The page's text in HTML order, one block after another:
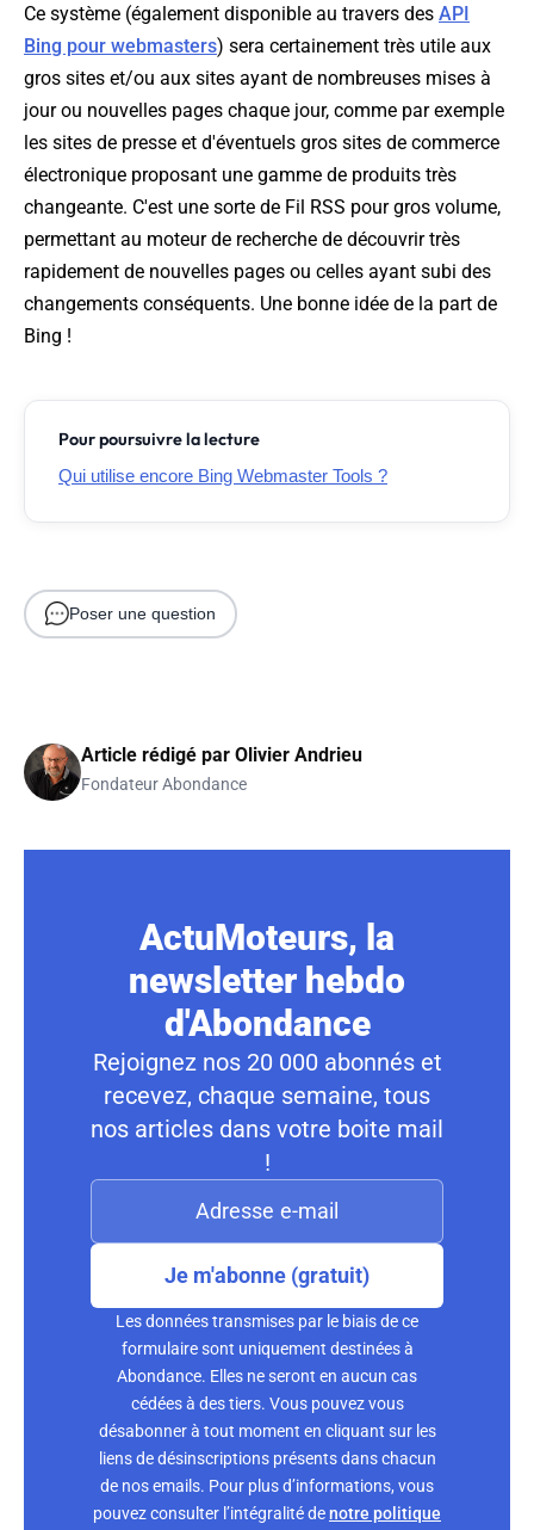
Ce système (également disponible au travers des API
Bing pour webmasters) sera certainement très utile aux
gros sites et/ou aux sites ayant de nombreuses mises à
jour ou nouvelles pages chaque jour, comme par exemple
les sites de presse et d'éventuels gros sites de commerce
électronique proposant une gamme de produits très
changeante. C'est une sorte de Fil RSS pour gros volume,
permettant au moteur de recherche de découvrir très
rapidement de nouvelles pages ou celles ayant subi des
changements conséquents. Une bonne idée de la part de
Bing !
Pour poursuivre la lecture
Qui utilise encore Bing Webmaster Tools ?
Poser une question
Article rédigé par Olivier Andrieu
Fondateur Abondance
ActuMoteurs, la
newsletter hebdo
d'Abondance
Rejoignez nos 20 000 abonnés et
recevez, chaque semaine, tous
nos articles dans votre boite mail
!
Je m'abonne (gratuit)
Les données transmises par le biais de ce
formulaire sont uniquement destinées à
Abondance. Elles ne seront en aucun cas
cédées à des tiers. Vous pouvez vous
désabonner à tout moment en cliquant sur les
liens de désinscriptions présents dans chacun
de nos emails. Pour plus d’informations, vous
pouvez consulter l’intégralité denotre politique